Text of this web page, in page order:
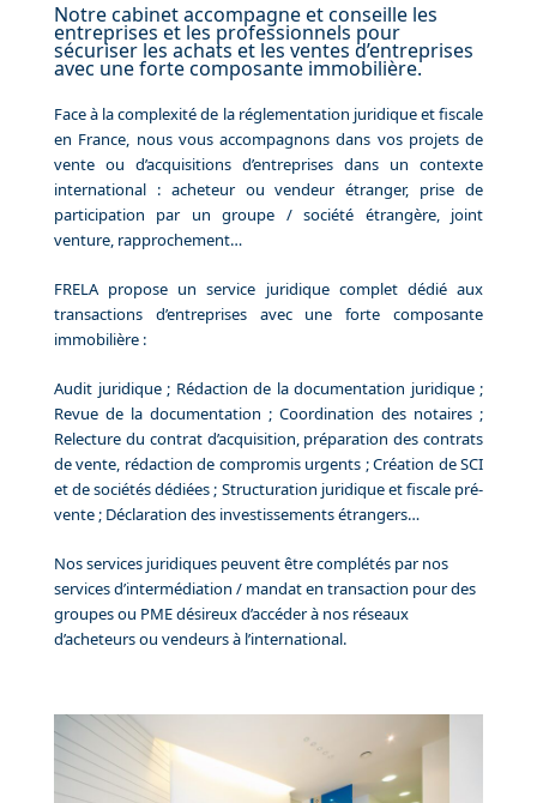
Notre cabinet accompagne et conseille les
entreprises et les professionnels pour
sécuriser les achats et les ventes d’entreprises
avec une forte composante immobilière.
Face à la complexité de la réglementation juridique et fiscale
en France, nous vous accompagnons dans vos projets de
vente ou d’acquisitions d’entreprises dans un contexte
international : acheteur ou vendeur étranger, prise de
participation par un groupe / société étrangère, joint
venture, rapprochement…
FRELA propose un service juridique complet dédié aux
transactions d’entreprises avec une forte composante
immobilière :
Audit juridique ; Rédaction de la documentation juridique ;
Revue de la documentation ; Coordination des notaires ;
Relecture du contrat d’acquisition, préparation des contrats
de vente, rédaction de compromis urgents ; Création de SCI
et de sociétés dédiées ; Structuration juridique et fiscale pré-
vente ; Déclaration des investissements étrangers…
Nos services juridiques peuvent être complétés par nos
services d’intermédiation / mandat en transaction pour des
groupes ou PME désireux d’accéder à nos réseaux
d’acheteurs ou vendeurs à l’international.